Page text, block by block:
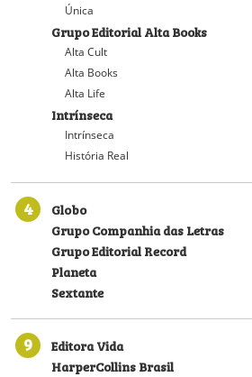
Única
Grupo Editorial Alta Books
Alta Cult
Alta Books
Alta Life
Intrínseca
Intrínseca
História Real
4
Globo
Grupo Companhia das Letras
Grupo Editorial Record
Planeta
Sextante
9
Editora Vida
HarperCollins Brasil